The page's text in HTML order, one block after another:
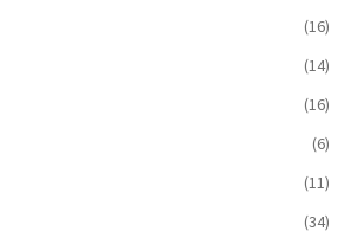
(16)
(14)
(16)
(6)
(11)
(34)